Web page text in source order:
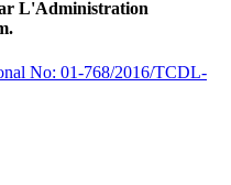
L'Administration
No: 01-768/2016/TCDL-